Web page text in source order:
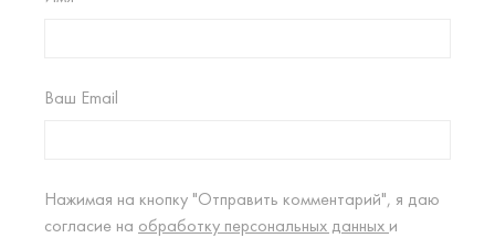
Ваш Email
Нажимая на кнопку "Отправить комментарий", я даю
согласие на обработку персональных данных и